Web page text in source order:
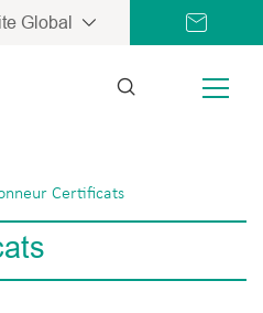
Global
Certificats